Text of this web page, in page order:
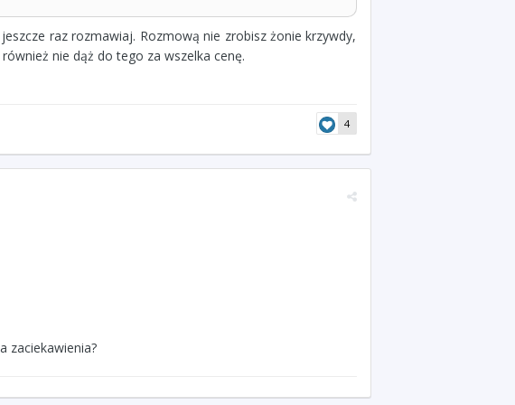
raz rozmawiaj. Rozmową nie zrobisz żonie krzywdy,
nie dąż do tego za wszelka cenę.
4
zaciekawienia?